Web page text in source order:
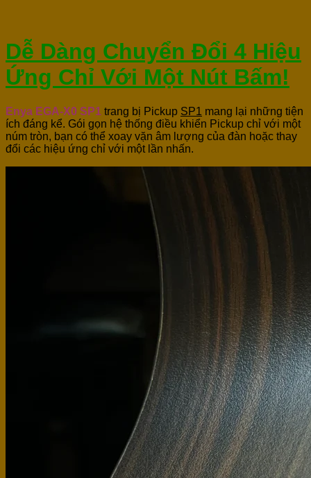
Dễ Dàng Chuyển Đổi 4 Hiệu
Ứng Chỉ Với Một Nút Bấm!
Enya EGA-X0 SP1 trang bị Pickup SP1 mang lại những tiện
ích đáng kể. Gói gọn hệ thống điều khiển Pickup chỉ với một
núm tròn, bạn có thể xoay vặn âm lượng của đàn hoặc thay
đổi các hiệu ứng chỉ với một lần nhấn.